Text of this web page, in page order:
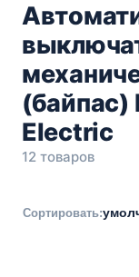
Electric
12 товаров
Сортировать: